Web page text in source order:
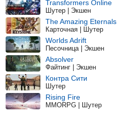
Transformers Online
Шутер | Экшен
The Amazing Eternals
Карточная | Шутер
Worlds Adrift
Песочница | Экшен
Absolver
Файтинг | Экшен
Контра Сити
Шутер
Rising Fire
MMORPG | Шутер